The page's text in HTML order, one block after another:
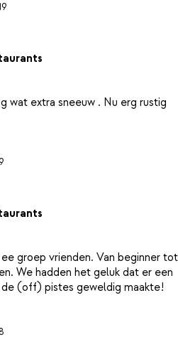
wat extra sneeuw . Nu erg rustig
groep vrienden. Van beginner tot
We hadden het geluk dat er een